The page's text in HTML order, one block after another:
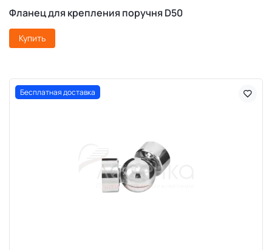
Фланец для крепления поручня D50
Купить
Бесплатная доставка